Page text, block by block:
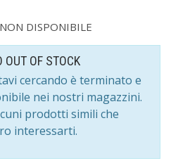
DISPONIBILE
OUT OF STOCK
cercando è terminato e
nei nostri magazzini.
prodotti simili che
interessarti.